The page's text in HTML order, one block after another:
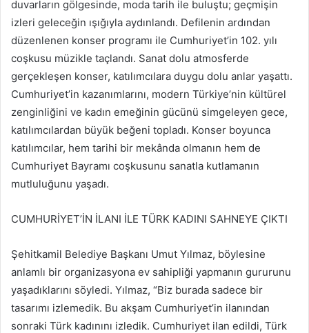
duvarların gölgesinde, moda tarih ile buluştu; geçmişin
izleri geleceğin ışığıyla aydınlandı. Defilenin ardından
düzenlenen konser programı ile Cumhuriyet’in 102. yılı
coşkusu müzikle taçlandı. Sanat dolu atmosferde
gerçekleşen konser, katılımcılara duygu dolu anlar yaşattı.
Cumhuriyet’in kazanımlarını, modern Türkiye’nin kültürel
zenginliğini ve kadın emeğinin gücünü simgeleyen gece,
katılımcılardan büyük beğeni topladı. Konser boyunca
katılımcılar, hem tarihi bir mekânda olmanın hem de
Cumhuriyet Bayramı coşkusunu sanatla kutlamanın
mutluluğunu yaşadı.
CUMHURİYET’İN İLANI İLE TÜRK KADINI SAHNEYE ÇIKTI
Şehitkamil Belediye Başkanı Umut Yılmaz, böylesine
anlamlı bir organizasyona ev sahipliği yapmanın gururunu
yaşadıklarını söyledi. Yılmaz, “Biz burada sadece bir
tasarımı izlemedik. Bu akşam Cumhuriyet’in ilanından
sonraki Türk kadınını izledik. Cumhuriyet ilan edildi, Türk